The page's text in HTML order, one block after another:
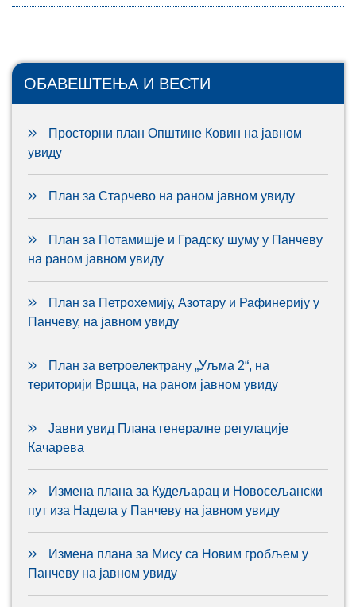
ОБАВЕШТЕЊА И ВЕСТИ
Просторни план Општине Ковин на јавном
увиду
План за Старчево на раном јавном увиду
План за Потамишје и Градску шуму у Панчеву
на раном јавном увиду
План за Петрохемију, Азотару и Рафинерију у
Панчеву, на јавном увиду
План за ветроелектрану „Уљма 2“, на
територији Вршца, на раном јавном увиду
Јавни увид Плана генералне регулације
Качарева
Измена плана за Кудељарац и Новосељански
пут иза Надела у Панчеву на јавном увиду
Измена плана за Мису са Новим гробљем у
Панчеву на јавном увиду